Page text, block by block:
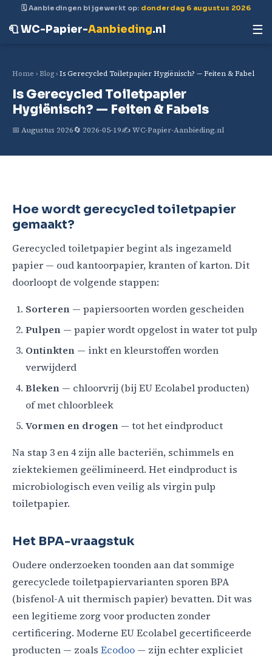
🗓 Aanbiedingen bijgewerkt op: donderdag 6 augustus 2026
🧻 WC-Papier-Aanbieding.nl ☰
Home ›Blog›Is Gerecycled Toiletpapier Hygiënisch? — Feiten & Fabel
Is Gerecycled Toiletpapier
Hygiënisch? — Feiten & Fabels
📅 Augustus 2026🔄 2026-05-19✍️ WC-Papier-Aanbieding.nl
Hoe wordt gerecycled toiletpapier
gemaakt?
Gerecycled toiletpapier begint als ingezameld
papier — oud kantoorpapier, kranten of karton. Dit
doorloopt de volgende stappen:
Sorteren — papiersoorten worden gescheiden
Pulpen — papier wordt opgelost in water tot pulp
Ontinkten — inkt en kleurstoffen worden
verwijderd
Bleken — chloorvrij (bij EU Ecolabel producten)
of met chloorbleek
Vormen en drogen — tot het eindproduct
Na stap 3 en 4 zijn alle bacteriën, schimmels en
ziektekiemen geëlimineerd. Het eindproduct is
microbiologisch even veilig als virgin pulp
toiletpapier.
Het BPA-vraagstuk
Oudere onderzoeken toonden aan dat sommige
gerecyclede toiletpapiervarianten sporen BPA
(bisfenol-A uit thermisch papier) bevatten. Dit was
een legitieme zorg voor producten zonder
certificering. Moderne EU Ecolabel gecertificeerde
producten — zoals Ecodoo — zijn echter expliciet